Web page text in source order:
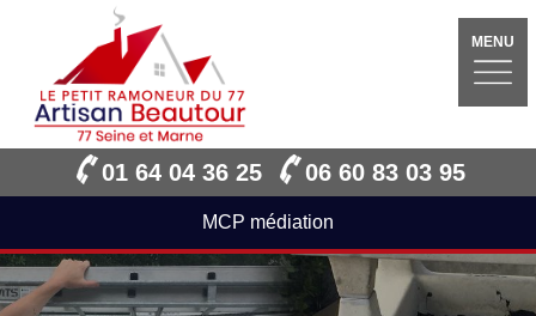
MENU
01 64 04 36 25 06 60 83 03 95
MCP médiation